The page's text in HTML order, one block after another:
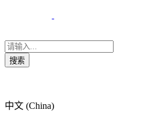
搜索
中文 (China)